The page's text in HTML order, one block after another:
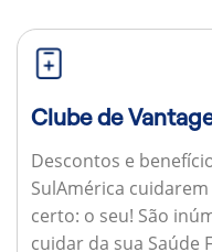
Clube de
Descontos e
SulAmérica
certo: o seu! São
cuidar da sua Saúde